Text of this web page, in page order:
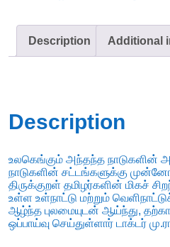
Description Additional
Description
உலகெங்கும் அந்தந்த நாடுகளின்
நாடுகளின் சட்டங்களுக்கு
திருக்குறள் தமிழர்களின் மிகச்
உள்ள உள்நாட்டு மற்றும்
ஆழ்ந்த புலமையுடன் ஆய்ந்து,
ஒப்பாய்வு செய்துள்ளார் டாக்டர்